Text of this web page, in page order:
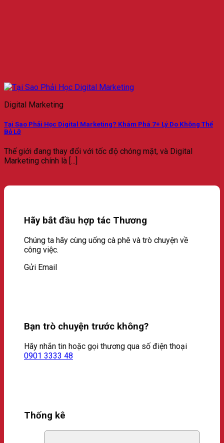
Digital Marketing
Tại Sao Phải Học Digital Marketing? Khám Phá 7+ Lý Do Không Thể
Bỏ Lỡ
Thế giới đang thay đổi với tốc độ chóng mặt, và Digital
Marketing chính là [...]
Hãy bắt đầu hợp tác Thương
Chúng ta hãy cùng uống cà phê và trò chuyện về
công việc.
Gửi Email
Bạn trò chuyện trước không?
Hãy nhắn tin hoặc gọi thương qua số điện thoại
0901 3333 48
Thống kê